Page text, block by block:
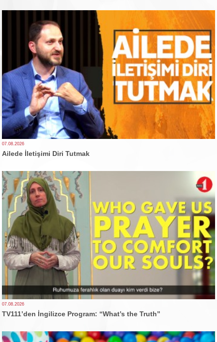
07.08.2026
Ailede İletişimi Diri Tutmak
07.08.2026
TV111’den İngilizce Program: “What’s the Truth”